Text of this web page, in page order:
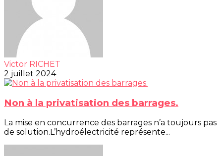
Victor RICHET
2 juillet 2024
Non à la privatisation des barrages.
La mise en concurrence des barrages n’a toujours pas
de solution.L’hydroélectricité représente...